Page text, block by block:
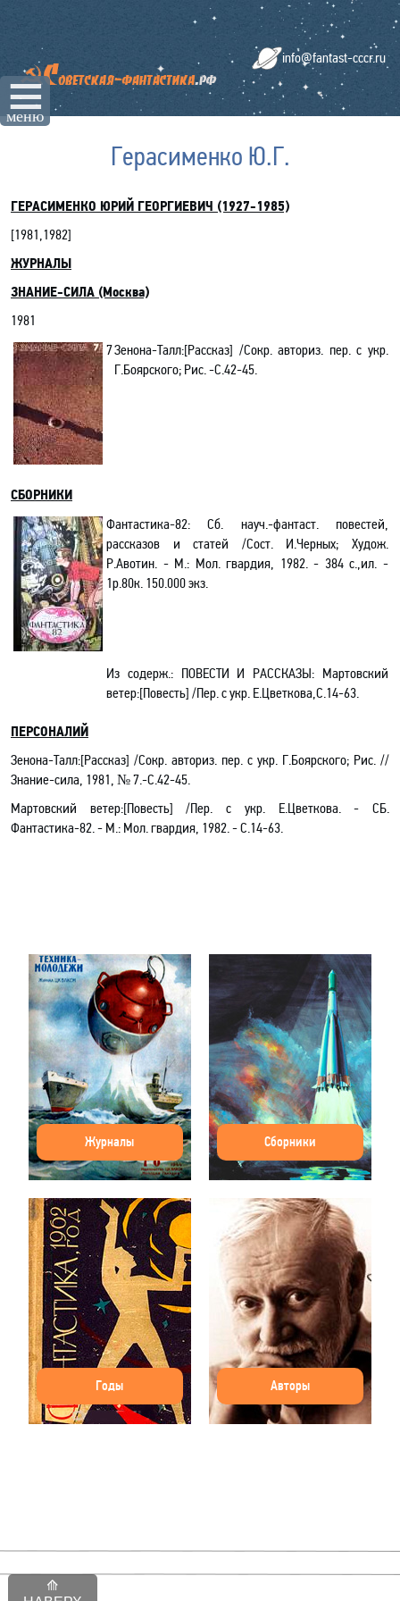
☰
меню
info@fantast-cccr.ru
Герасименко Ю.Г.
ГЕРАСИМЕНКО ЮРИЙ ГЕОРГИЕВИЧ (1927-1985)
[1981,1982]
ЖУРНАЛЫ
ЗНАНИЕ-СИЛА (Москва)
1981
7Зенона-Талл:[Рассказ] /Сокр. авториз. пер. с укр.
Г.Боярского; Рис. -С.42-45.
СБОРНИКИ
Фантастика-82: Cб. науч.-фантаст. повестей,
рассказов и статей /Сост. И.Черных; Худож.
Р.Авотин. - М.: Мол. гвардия, 1982. - 384 с.,ил. -
1р.80к. 150.000 экз.
Из содерж.:ПОВЕСТИ И РАССКАЗЫ: Мартовский
ветер:[Повесть] /Пер. с укр. Е.Цветкова,С.14-63.
ПЕРСОНАЛИЙ
Зенона-Талл:[Рассказ] /Сокр. авториз. пер. с укр. Г.Боярского; Рис. //
Знание-сила, 1981, № 7.-С.42-45.
Мартовский ветер:[Повесть] /Пер. с укр. Е.Цветкова. - CБ.
Фантастика-82.- М.: Мол. гвардия, 1982. - С.14-63.
Журналы Сборники
Годы Авторы